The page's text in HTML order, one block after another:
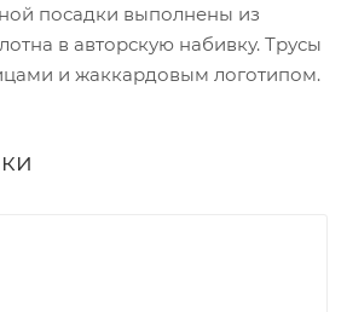
посадки выполнены из
в авторскую набивку. Трусы
и жаккардовым логотипом.